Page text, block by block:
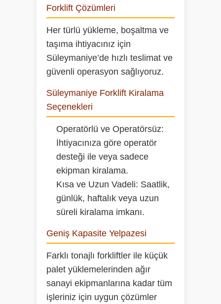
Forklift Çözümleri
Her türlü yükleme, boşaltma ve
taşıma ihtiyacınız için
Süleymaniye’de hızlı teslimat ve
güvenli operasyon sağlıyoruz.
Süleymaniye Forklift Kiralama
Seçenekleri
Operatörlü ve Operatörsüz:
İhtiyacınıza göre operatör
desteği ile veya sadece
ekipman kiralama.
Kısa ve Uzun Vadeli: Saatlik,
günlük, haftalık veya uzun
süreli kiralama imkanı.
Geniş Kapasite Yelpazesi
Farklı tonajlı forkliftler ile küçük
palet yüklemelerinden ağır
sanayi ekipmanlarına kadar tüm
işleriniz için uygun çözümler